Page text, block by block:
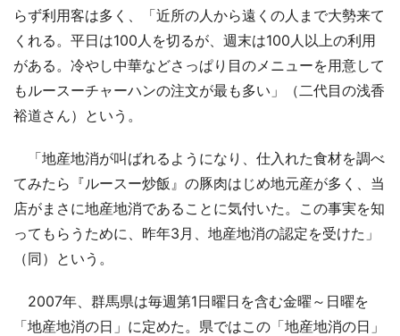
らず利用客は多く、「近所の人から遠くの人まで大勢来て
くれる。平日は100人を切るが、週末は100人以上の利用
がある。冷やし中華などさっぱり目のメニューを用意して
もルースーチャーハンの注文が最も多い」（二代目の浅香
裕道さん）という。
「地産地消が叫ばれるようになり、仕入れた食材を調べ
てみたら『ルースー炒飯』の豚肉はじめ地元産が多く、当
店がまさに地産地消であることに気付いた。この事実を知
ってもらうために、昨年3月、地産地消の認定を受けた」
（同）という。
2007年、群馬県は毎週第1日曜日を含む金曜～日曜を
「地産地消の日」に定めた。県ではこの「地産地消の日」